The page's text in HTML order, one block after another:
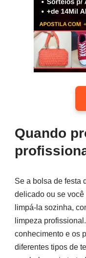
Quando
Se a bolsa de festa
delicado ou se
limpá-la sozinha,
limpeza
conhecimento e os
diferentes tipos de